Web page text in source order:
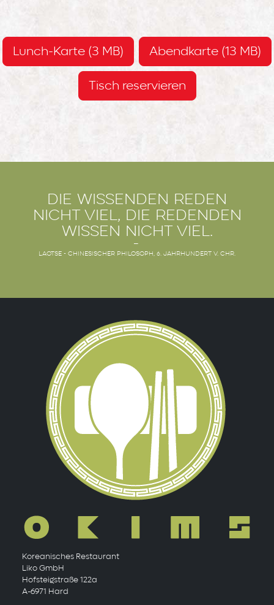
Lunch-Karte (3 MB) Abendkarte (13 MB)
Tisch reservieren
Die Wissenden reden
nicht viel, die Redenden
wissen nicht viel.
Laotse - chinesischer Philosoph, 6. Jahrhundert v. Chr.
Koreanisches Restaurant
Liko GmbH
Hofsteigstraße 122a
A-6971 Hard